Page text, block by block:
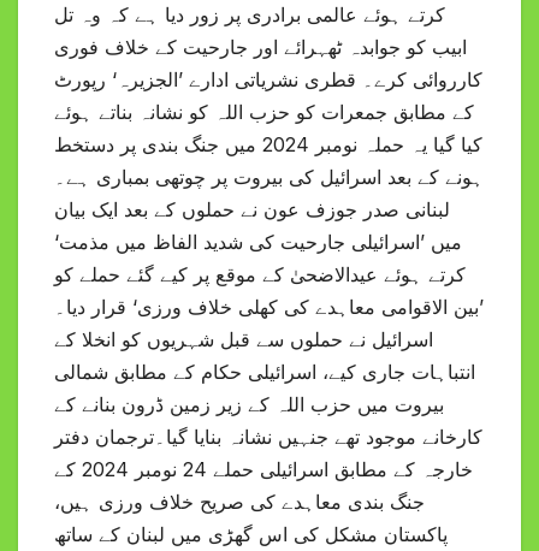
کرتے ہوئے عالمی برادری پر زور دیا ہے کہ وہ تل
ابیب کو جوابدہ ٹھہرائے اور جارحیت کے خلاف فوری
کارروائی کرے۔ قطری نشریاتی ادارے ’الجزیرہ‘ رپورٹ
کے مطابق جمعرات کو حزب اللہ کو نشانہ بناتے ہوئے
کیا گیا یہ حملہ نومبر 2024 میں جنگ بندی پر دستخط
ہونے کے بعد اسرائیل کی بیروت پر چوتھی بمباری ہے۔
لبنانی صدر جوزف عون نے حملوں کے بعد ایک بیان
میں ’اسرائیلی جارحیت کی شدید الفاظ میں مذمت‘
کرتے ہوئے عیدالاضحیٰ کے موقع پر کیے گئے حملے کو
’بین الاقوامی معاہدے کی کھلی خلاف ورزی‘ قرار دیا۔
اسرائیل نے حملوں سے قبل شہریوں کو انخلا کے
انتباہات جاری کیے، اسرائیلی حکام کے مطابق شمالی
بیروت میں حزب اللہ کے زیر زمین ڈرون بنانے کے
کارخانے موجود تھے جنہیں نشانہ بنایا گیا۔ترجمان دفتر
خارجہ کے مطابق اسرائیلی حملے 24 نومبر 2024 کے
جنگ بندی معاہدے کی صریح خلاف ورزی ہیں،
پاکستان مشکل کی اس گھڑی میں لبنان کے ساتھ